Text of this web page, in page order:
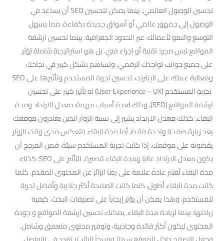
تحسين الوصول العالمي: بينما يمكن لتحسين SEO أن يساعد في
الوصول إلى جمهور عالمي أو أسواق جديدة بكفاءة. مما يسهل
التوسع والنمو لأعمالك عبر الحدود الجغرافية. بينما تحسين ارشفة
المواقع ليس مجرد تقنية أو إجراء فني. بل هو استراتيجية شاملة تؤثر
على جميع جوانب تواجدك الرقمي. وتساهم بشكل كبير في نجاحك
وفعالية عملك على الإنترنت. تحسين تجربة المستخدم وتأثيرها على SEO
تجربة المستخدم (User Experience – UX) له تأثير كبير على تحسين
ارشفة المواقع (SEO)، وذلك لعدة أسباب مهمة: معدل الارتداد ومدة
البقاء: كذلك معدل الارتداد يشير إلى نسبة الزوار الذين يغادرون موقعك
بعد زيارة صفحة واحدة فقط. أما مدة البقاء فتعكس مدى وقت الزوار
يقضونه على موقعك. إذا كانت تجربة المستخدم سيئة، فمن المرجح أن
يكون معدل الارتداد عاليًا ومدة البقاء قصيرة. التأثير على SEO: كذلك
مدة البقاء تُعتبر عادةً علامة على رضا الزائر عن المحتوى المقدم. كلما
كانت مدة البقاء أطول، كلما كانت الصفحة أكثر جاذبية وأفضل تجربة
للمستخدم، وهذا يمكن أن يؤثر إيجاباً على تصنيفات البحث. كيفية
زيادتها: بينما لزيادة مدة البقاء. يمكنك تحسين ارشفة المواقع و جودة
المحتوى ليكون أكثر فائدة وجاذبية، وتوفير محتوى متعمق وشامل.